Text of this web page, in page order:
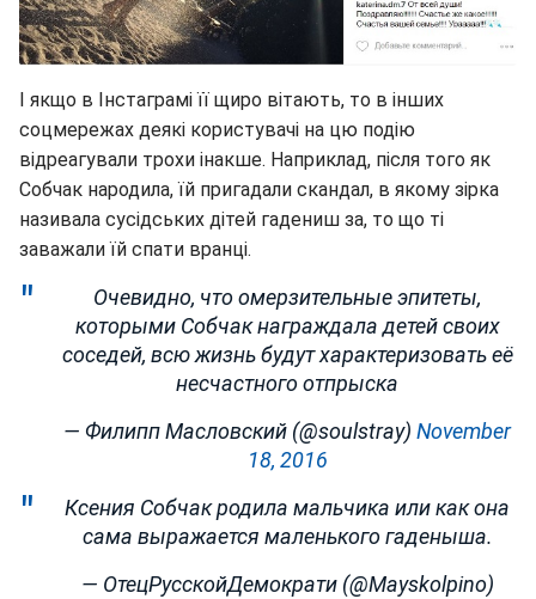
І якщо в Інстаграмі її щиро вітають, то в інших
соцмережах деякі користувачі на цю подію
відреагували трохи інакше. Наприклад, після того як
Собчак народила, їй пригадали скандал, в якому зірка
називала сусідських дітей гадениш за, то що ті
заважали їй спати вранці.
Очевидно, что омерзительные эпитеты,
которыми Собчак награждала детей своих
соседей, всю жизнь будут характеризовать её
несчастного отпрыска
— Филипп Масловский (@soulstray) November
18, 2016
Ксения Собчак родила мальчика или как она
сама выражается маленького гаденыша.
— ОтецРусскойДемократи (@Mayskolpino)